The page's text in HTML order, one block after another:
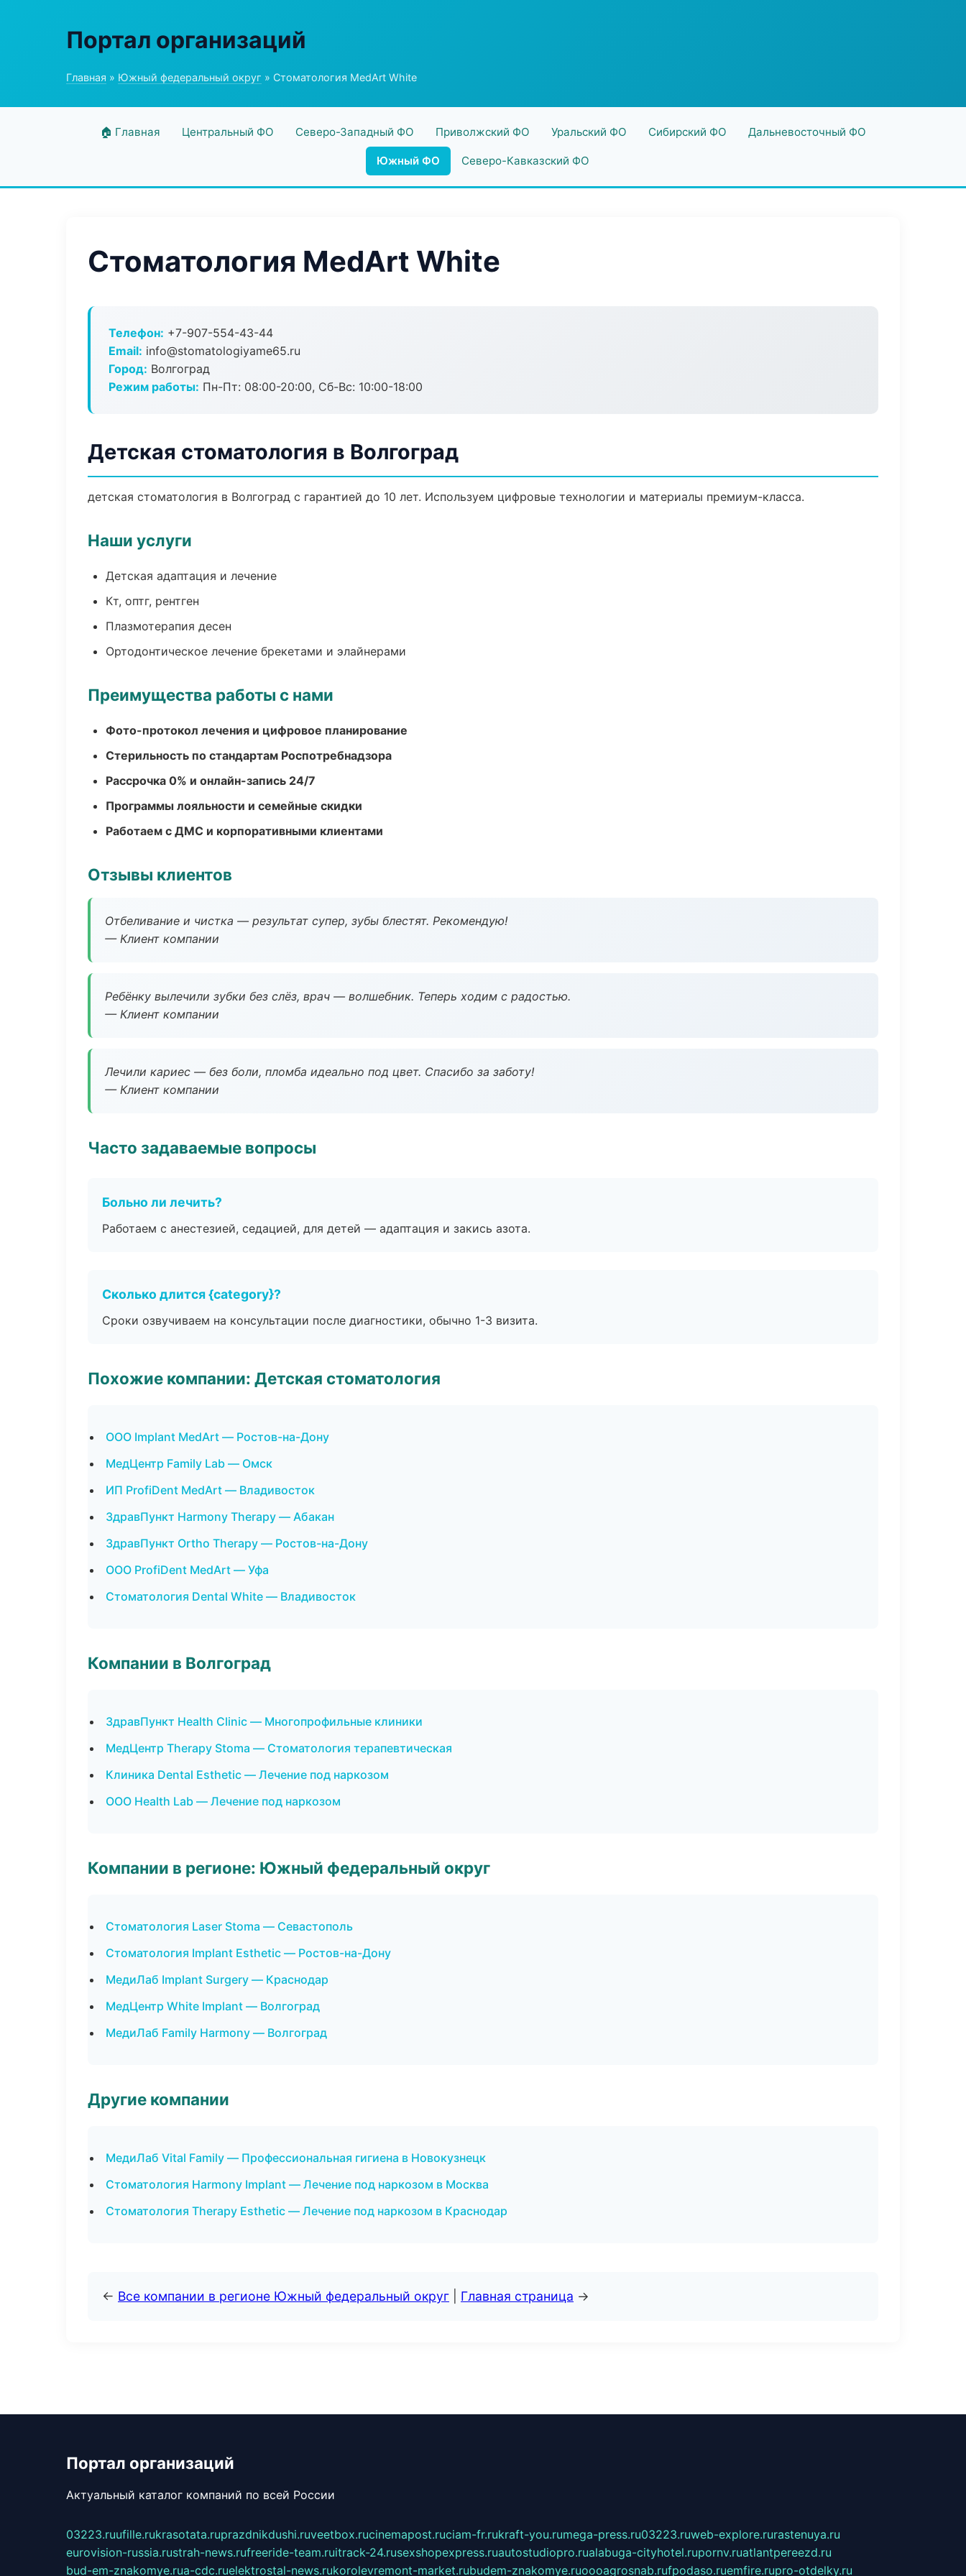
Портал организаций
Главная » Южный федеральный округ » Стоматология MedArt White
🏠 Главная Центральный ФО Северо-Западный ФО Приволжский ФО Уральский ФО Сибирский ФО Дальневосточный ФО
Южный ФО Северо-Кавказский ФО
Стоматология MedArt White
Телефон: +7-907-554-43-44
Email: info@stomatologiyame65.ru
Город: Волгоград
Режим работы: Пн-Пт: 08:00-20:00, Сб-Вс: 10:00-18:00
Детская стоматология в Волгоград
детская стоматология в Волгоград с гарантией до 10 лет. Используем цифровые технологии и материалы премиум-класса.
Наши услуги
Детская адаптация и лечение
Кт, оптг, рентген
Плазмотерапия десен
Ортодонтическое лечение брекетами и элайнерами
Преимущества работы с нами
Фото-протокол лечения и цифровое планирование
Стерильность по стандартам Роспотребнадзора
Рассрочка 0% и онлайн-запись 24/7
Программы лояльности и семейные скидки
Работаем с ДМС и корпоративными клиентами
Отзывы клиентов
Отбеливание и чистка — результат супер, зубы блестят. Рекомендую!
— Клиент компании
Ребёнку вылечили зубки без слёз, врач — волшебник. Теперь ходим с радостью.
— Клиент компании
Лечили кариес — без боли, пломба идеально под цвет. Спасибо за заботу!
— Клиент компании
Часто задаваемые вопросы
Больно ли лечить?
Работаем с анестезией, седацией, для детей — адаптация и закись азота.
Сколько длится {category}?
Сроки озвучиваем на консультации после диагностики, обычно 1-3 визита.
Похожие компании: Детская стоматология
ООО Implant MedArt — Ростов-на-Дону
МедЦентр Family Lab — Омск
ИП ProfiDent MedArt — Владивосток
ЗдравПункт Harmony Therapy — Абакан
ЗдравПункт Ortho Therapy — Ростов-на-Дону
ООО ProfiDent MedArt — Уфа
Стоматология Dental White — Владивосток
Компании в Волгоград
ЗдравПункт Health Clinic — Многопрофильные клиники
МедЦентр Therapy Stoma — Стоматология терапевтическая
Клиника Dental Esthetic — Лечение под наркозом
ООО Health Lab — Лечение под наркозом
Компании в регионе: Южный федеральный округ
Стоматология Laser Stoma — Севастополь
Стоматология Implant Esthetic — Ростов-на-Дону
МедиЛаб Implant Surgery — Краснодар
МедЦентр White Implant — Волгоград
МедиЛаб Family Harmony — Волгоград
Другие компании
МедиЛаб Vital Family — Профессиональная гигиена в Новокузнецк
Стоматология Harmony Implant — Лечение под наркозом в Москва
Стоматология Therapy Esthetic — Лечение под наркозом в Краснодар
← Все компании в регионе Южный федеральный округ Главная страница →
Портал организаций
Актуальный каталог компаний по всей России
03223.ruufille.rukrasotata.ruprazdnikdushi.ruveetbox.rucinemapost.ruciam-fr.rukraft-you.rumega-press.ru03223.ruweb-explore.rurastenuya.ru
eurovision-russia.rustrah-news.rufreeride-team.ruitrack-24.rusexshopexpress.ruautostudiopro.rualabuga-cityhotel.rupornv.ruatlantpereezd.ru
bud-em-znakomye.rua-cdc.ruelektrostal-news.rukorolevremont-market.rubudem-znakomye.ruoooagrosnab.rufpodaso.ruemfire.rupro-otdelky.ru